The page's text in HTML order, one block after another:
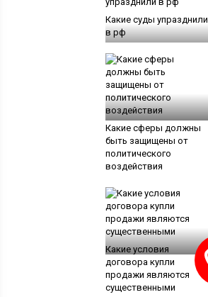
Какие суды упразднили
в рф
Какие сферы должны
быть защищены от
политического
воздействия
Какие условия
договора купли
продажи являются
существенными